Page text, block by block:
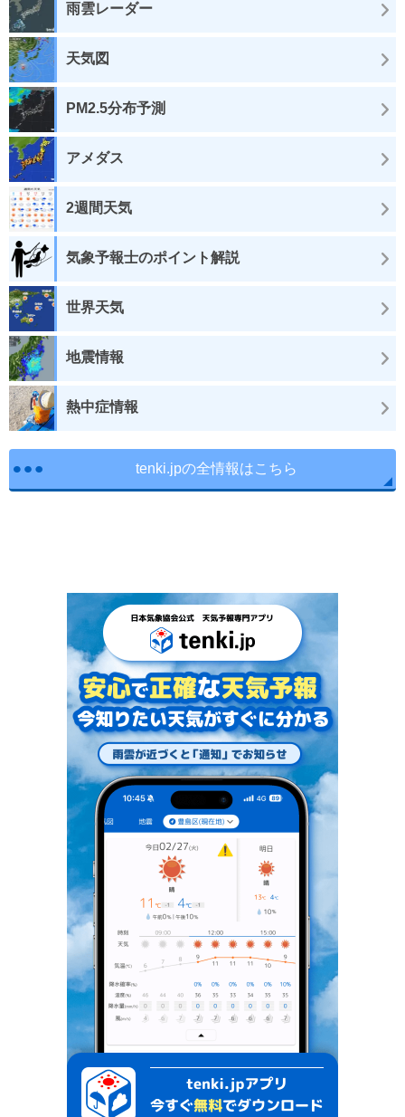
雨雲レーダー
天気図
PM2.5分布予測
アメダス
2週間天気
気象予報士のポイント解説
世界天気
地震情報
熱中症情報
tenki.jpの全情報はこちら